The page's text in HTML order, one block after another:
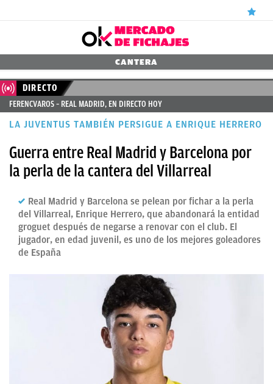
NOTICIAS
REAL
MADRID
BALONCESTO
CANTERA
FICHAJES
DIRECTO
FEMENINO
CANTERA
DIRECTO
FERENCVAROS – REAL MADRID, EN DIRECTO HOY
LA JUVENTUS TAMBIÉN PERSIGUE A ENRIQUE HERRERO
Guerra entre Real Madrid y Barcelona por
la perla de la cantera del Villarreal
Real Madrid y Barcelona se pelean por fichar a la perla
del Villarreal, Enrique Herrero, que abandonará la entidad
groguet después de negarse a renovar con el club. El
jugador, en edad juvenil, es uno de los mejores goleadores
de España